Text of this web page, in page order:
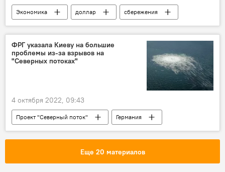
Экономика доллар
сбережения
Россия
ФРГ указала Киеву на большие
проблемы из-за взрывов на
"Северных потоках"
4 октября 2022, 09:43
Проект "Северный поток"
Германия
Мир
Украина
Политика
Еще 20 материалов